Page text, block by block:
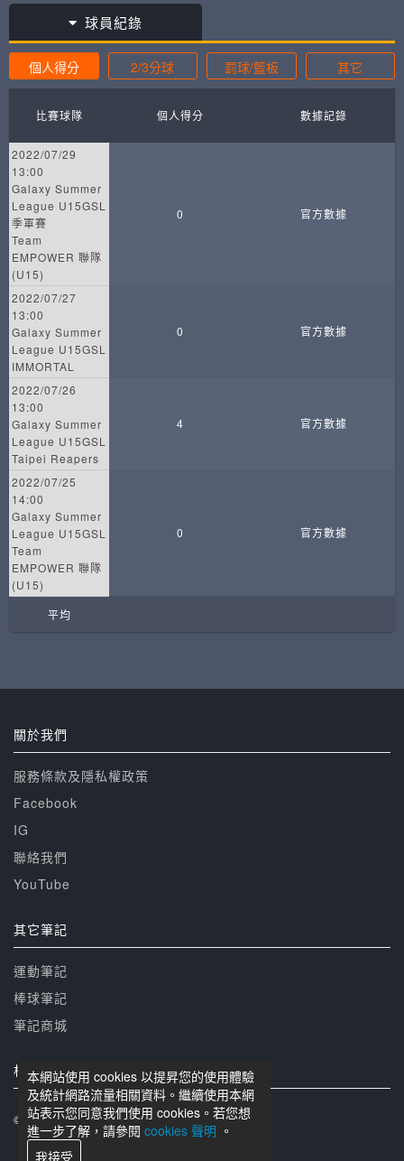
球員紀錄
個人得分 2/3分球 罰球/籃板 其它
比賽球隊 個人得分 數據記錄
2022/07/29
13:00
Galaxy Summer
League U15GSL
季軍賽
Team
EMPOWER 聯隊
(U15)
0 官方數據
2022/07/27
13:00
Galaxy Summer
League U15GSL
IMMORTAL
0 官方數據
2022/07/26
13:00
Galaxy Summer
League U15GSL
Taipei Reapers
4 官方數據
2022/07/25
14:00
Galaxy Summer
League U15GSL
Team
EMPOWER 聯隊
(U15)
0 官方數據
平均
本網站使用 cookies 以提昇您的使用體驗
及統計網路流量相關資料。繼續使用本網
站表示您同意我們使用 cookies。若您想
進一步了解，請參閱 cookies 聲明 。
我接受
關於我們
服務條款及隱私權政策
Facebook
IG
聯絡我們
YouTube
其它筆記
運動筆記
棒球筆記
筆記商城
相關網站
© 籃球筆記 版權所有